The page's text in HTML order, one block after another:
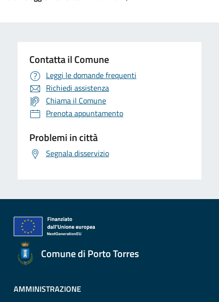
Contatta il Comune
Leggi le domande frequenti
Richiedi assistenza
Chiama il Comune
Prenota appuntamento
Problemi in città
Segnala disservizio
Comune di Porto Torres
AMMINISTRAZIONE